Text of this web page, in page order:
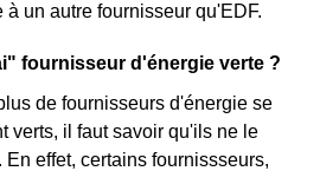
à un autre fournisseur qu'EDF.
fournisseur d'énergie verte ?
de fournisseurs d'énergie se
verts, il faut savoir qu'ils ne le
effet, certains fournissseurs,